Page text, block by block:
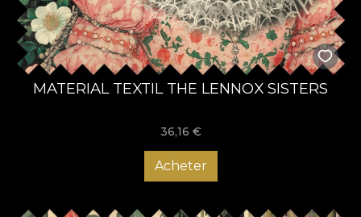
MATERIAL TEXTIL THE LENNOX SISTERS
36,16 €
Acheter